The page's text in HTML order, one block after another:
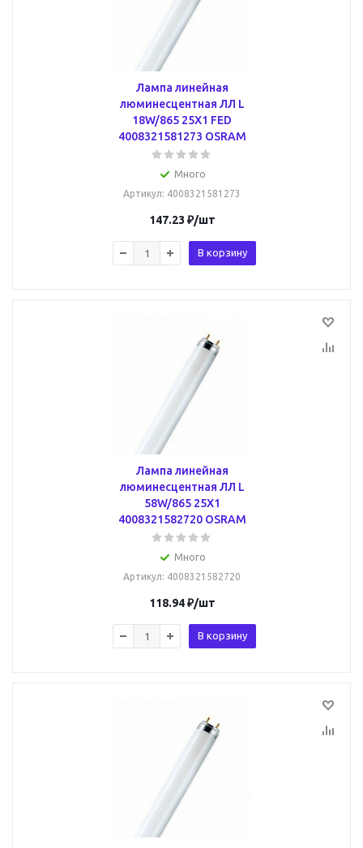
Лампа линейная
люминесцентная ЛЛ L
18W/865 25X1 FED
4008321581273 OSRAM
Много
Артикул: 4008321581273
147.23 ₽/шт
В корзину
Лампа линейная
люминесцентная ЛЛ L
58W/865 25X1
4008321582720 OSRAM
Много
Артикул: 4008321582720
118.94₽/шт
В корзину